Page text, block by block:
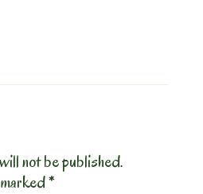
not be published.
*